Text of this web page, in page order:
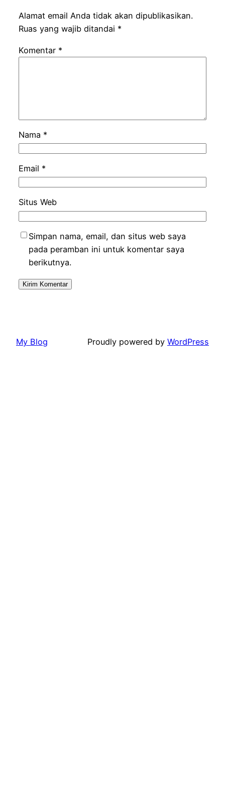
Alamat email Anda tidak akan dipublikasikan.
Ruas yang wajib ditandai *
Komentar *
Nama *
Email *
Situs Web
Simpan nama, email, dan situs web saya
pada peramban ini untuk komentar saya
berikutnya.
My Blog Proudly powered by WordPress